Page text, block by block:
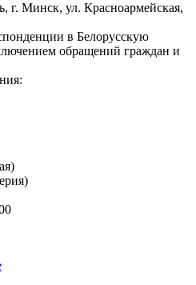
г. Минск, ул. Красноармейская,
в Белорусскую
обращений граждан и